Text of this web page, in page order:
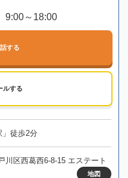
9:00～18:00
する
ルする
徒歩2分
川区西葛西6-8-15 エステート
地図